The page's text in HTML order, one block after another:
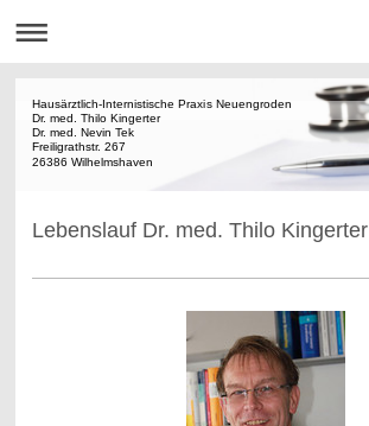
Hausärztlich-Internistische Praxis Neuengroden
Dr. med. Thilo Kingerter
Dr. med. Nevin Tek
Freiligrathstr. 267
26386 Wilhelmshaven
Lebenslauf Dr. med. Thilo Kingerter